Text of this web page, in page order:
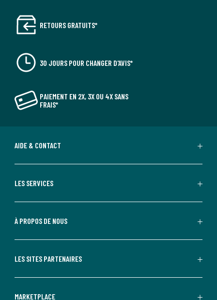
RETOURS GRATUITS*
30 JOURS POUR CHANGER D'AVIS*
PAIEMENT EN 2X, 3X OU 4X SANS
FRAIS*
AIDE & CONTACT
LES SERVICES
À PROPOS DE NOUS
LES SITES PARTENAIRES
MARKETPLACE